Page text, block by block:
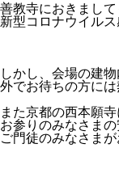
善教寺におきまして
新型コロナウイル
しかし、会場の建
外でお待ちの方には
また京都の西本願寺
お参りのみなさま
ご門徒のみなさま